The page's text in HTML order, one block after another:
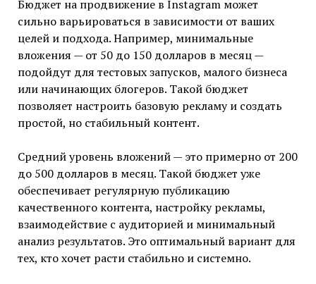
Бюджет на продвижение в Instagram может
сильно варьироваться в зависимости от ваших
целей и подхода. Например, минимальные
вложения — от 50 до 150 долларов в месяц —
подойдут для тестовых запусков, малого бизнеса
или начинающих блогеров. Такой бюджет
позволяет настроить базовую рекламу и создать
простой, но стабильный контент.
Средний уровень вложений — это примерно от 200
до 500 долларов в месяц. Такой бюджет уже
обеспечивает регулярную публикацию
качественного контента, настройку рекламы,
взаимодействие с аудиторией и минимальный
анализ результатов. Это оптимальный вариант для
тех, кто хочет расти стабильно и системно.